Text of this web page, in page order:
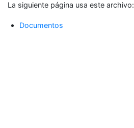
La siguiente página usa este archivo:
Documentos